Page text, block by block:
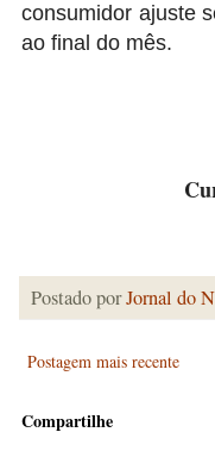
consumidor ajuste
ao final do mês.
Postado porJornal do
Postagem mais recente
Compartilhe